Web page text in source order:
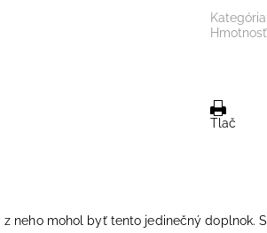
Kategória:
Tlač
neho mohol byť tento jedinečný doplnok.